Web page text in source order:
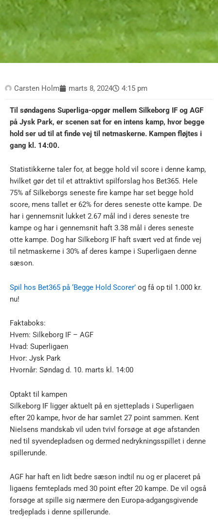
Carsten Holm marts 8, 2024 4:15 pm
Til søndagens Superliga-opgør mellem Silkeborg IF og AGF
på Jysk Park, er scenen sat for en intens kamp, hvor begge
hold ser ud til at finde vej til netmaskerne. Kampen fløjtes i
gang kl. 14:00.
Statistikkerne taler for, at begge hold vil score i denne kamp,
hvilket gør det til et attraktivt spilforslag hos Bet365. Hele
75% af Silkeborgs seneste fire kampe har set begge hold
score, mens tallet er 62% for deres seneste otte kampe. De
har i gennemsnit lukket 2.67 mål ind i deres seneste tre
kampe og har i gennemsnit haft 3.38 mål i deres seneste
otte kampe. Dog har Silkeborg IF haft svært ved at finde vej
til netmaskerne i 30% af deres kampe i Superligaen denne
sæson.
Spil hos Bet365 på ‘Begge Hold Scorer’ og få op til 1.000 kr.
nu!
Faktaboks:
Hvem: Silkeborg IF – AGF
Hvad: Superligaen
Hvor: Jysk Park
Hvornår: Søndag d. 10. marts kl. 14:00
Optakt til kampen
Silkeborg IF ligger aktuelt på en sjetteplads i Superligaen
efter 20 kampe, hvor de har samlet 27 point sammen. Kent
Nielsens mandskab vil uden tvivl forsøge at øge afstanden
ned til syvendepladsen og dermed nedrykningsspillet i denne
spillerunde.
AGF har haft en lidt bedre sæson indtil nu og er placeret på
ligaens femteplads med 30 point efter 20 kampe. De vil også
forsøge at spille sig nærmere den Europa-adgangsgivende
tredjeplads i denne spillerunde.